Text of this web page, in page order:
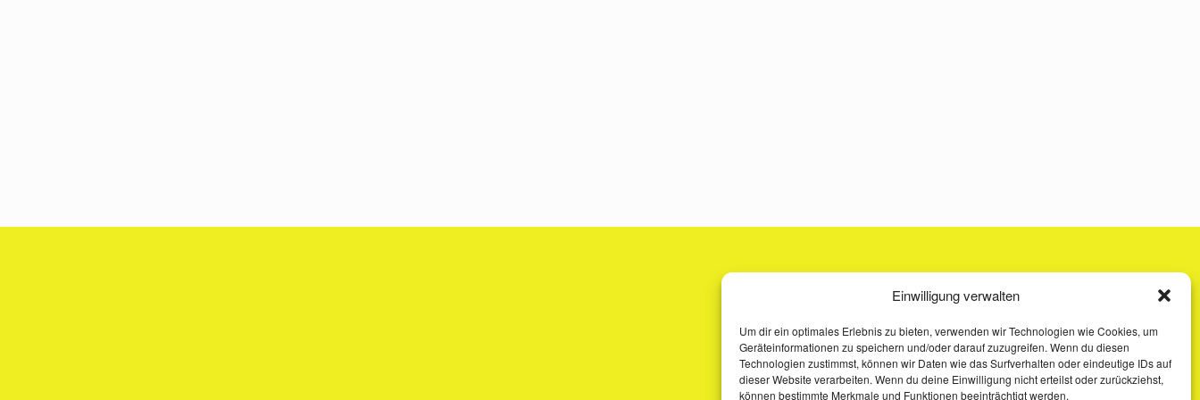
Einwilligung verwalten
Um dir ein optimales Erlebnis zu bieten, verwenden wir Technologien wie Cookies, um
Geräteinformationen zu speichern und/oder darauf zuzugreifen. Wenn du diesen
Technologien zustimmst, können wir Daten wie das Surfverhalten oder eindeutige IDs auf
dieser Website verarbeiten. Wenn du deine Einwilligung nicht erteilst oder zurückziehst,
können bestimmte Merkmale und Funktionen beeinträchtigt werden.